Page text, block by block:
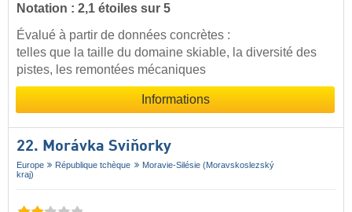
Notation : 2,1 étoiles sur 5
Évalué à partir de données concrètes :
telles que la taille du domaine skiable, la diversité des
pistes, les remontées mécaniques
Informations
22. Morávka Sviňorky
Europe République tchèque
Moravie-Silésie (Moravskoslezský
kraj)